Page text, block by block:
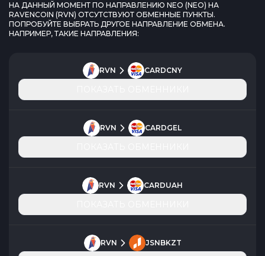
НА ДАННЫЙ МОМЕНТ ПО НАПРАВЛЕНИЮ NEO (NEO) НА
RAVENCOIN (RVN) ОТСУТСТВУЮТ ОБМЕННЫЕ ПУНКТЫ.
ПОПРОБУЙТЕ ВЫБРАТЬ ДРУГОЕ НАПРАВЛЕНИЕ ОБМЕНА.
НАПРИМЕР, ТАКИЕ НАПРАВЛЕНИЯ:
RVN CARDCNY
RVN CARDGEL
RVN CARDUAH
RVN JSNBKZT